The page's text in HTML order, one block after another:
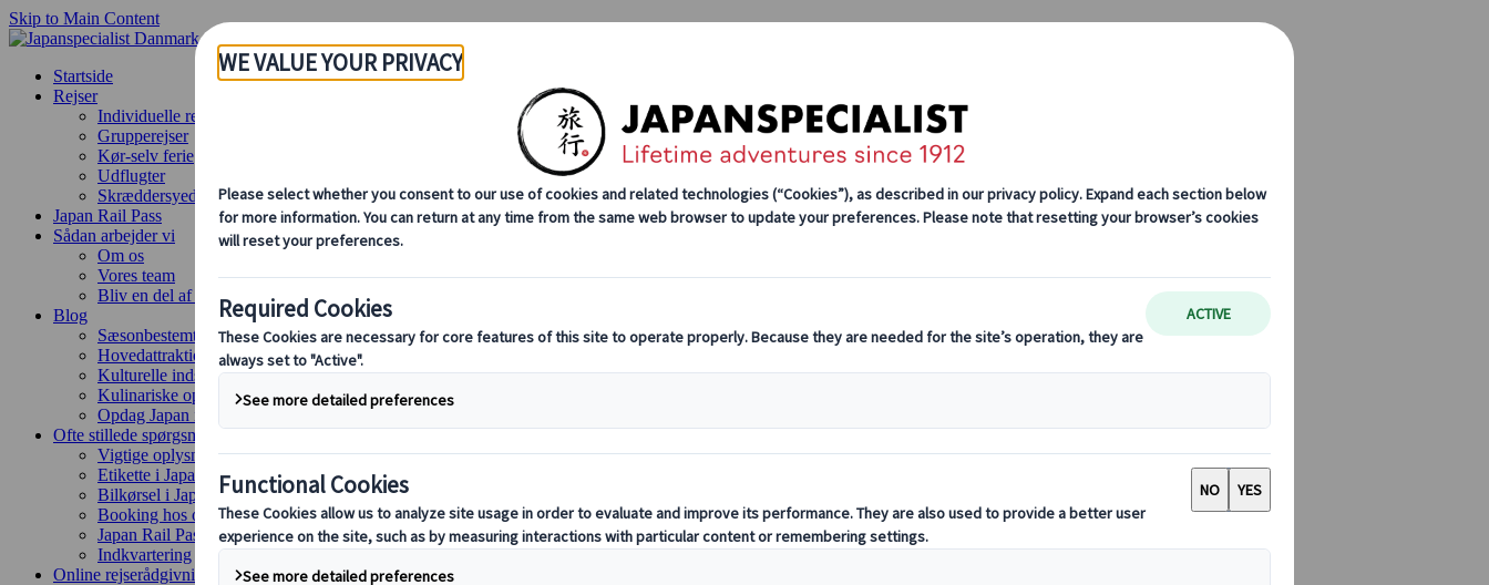
Skip to Main Content
Startside
Rejser
Individuelle rejser
Grupperejser
Kør-selv ferie
Udflugter
Skræddersyede grupperejser
Japan Rail Pass
Sådan arbejder vi
Om os
Vores team
Bliv en del af vores team
Blog
Sæsonbestemte rejsetips
Hovedattraktioner
Kulturelle indsigter
Kulinariske oplevelser
Opdag Japan i tog
Ofte stillede spørgsmål
Vigtige oplysninger
Etikette i Japan
Bilkørsel i Japan
Booking hos os
Japan Rail Pass
Indkvartering
Online rejserådgivning